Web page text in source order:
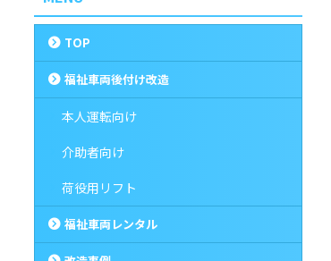
TOP
福祉車両後付け改造
本人運転向け
介助者向け
荷役用リフト
福祉車両レンタル